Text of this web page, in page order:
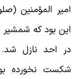
المؤمنین
بود که شمشیر
احد نازل شد.
نخورده